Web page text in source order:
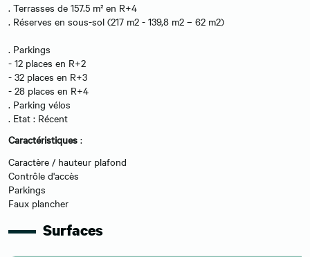
. Terrasses de 157.5 m² en R+4
. Réserves en sous-sol (217 m2 - 139,8 m2 – 62 m2)
. Parkings
- 12 places en R+2
- 32 places en R+3
- 28 places en R+4
. Parking vélos
. Etat : Récent
Caractéristiques :
Caractère / hauteur plafond
Contrôle d'accès
Parkings
Faux plancher
Surfaces